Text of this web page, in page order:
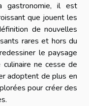
gastronomie, il est
que jouent les
de nouvelles
rares et hors du
le paysage
ne cesse de
adoptent de plus en
pour créer des